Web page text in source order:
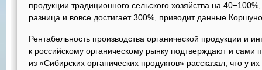
продукции традиционного сельского хозяйства на
разница и вовсе достигает 300%, приводит данные
Рентабельность производства органической продукции и
к российскому органическому рынку подтверждают и сами
из «Сибирских органических продуктов» рассказал, что у